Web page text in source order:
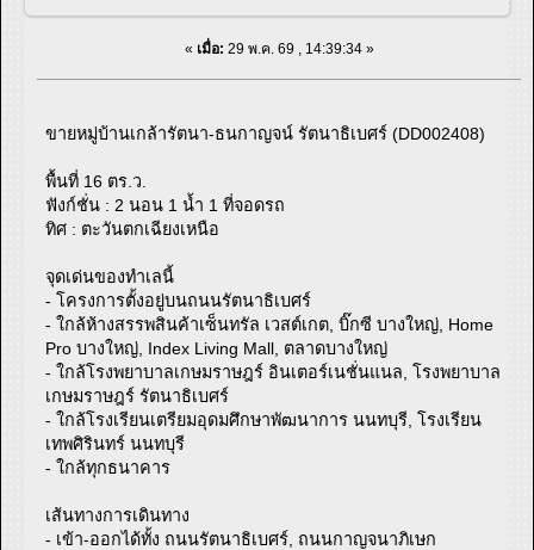
« เมื่อ: 29 พ.ค. 69 , 14:39:34 »
ขายหมู่บ้านเกล้ารัตนา-ธนกาญจน์ รัตนาธิเบศร์ (DD002408)
พื้นที่ 16 ตร.ว.
ฟังก์ชั่น : 2 นอน 1 น้ำ 1 ที่จอดรถ
ทิศ : ตะวันตกเฉียงเหนือ
จุดเด่นของทำเลนี้
- โครงการตั้งอยู่บนถนนรัตนาธิเบศร์
- ใกล้ห้างสรรพสินค้าเซ็นทรัล เวสต์เกต, บิ๊กซี บางใหญ่, Home
Pro บางใหญ่, Index Living Mall, ตลาดบางใหญ่
- ใกล้โรงพยาบาลเกษมราษฎร์ อินเตอร์เนชั่นแนล, โรงพยาบาล
เกษมราษฎร์ รัตนาธิเบศร์
- ใกล้โรงเรียนเตรียมอุดมศึกษาพัฒนาการ นนทบุรี, โรงเรียน
เทพศิรินทร์ นนทบุรี
- ใกล้ทุกธนาคาร
เส้นทางการเดินทาง
- เข้า-ออกได้ทั้ง ถนนรัตนาธิเบศร์, ถนนกาญจนาภิเษก